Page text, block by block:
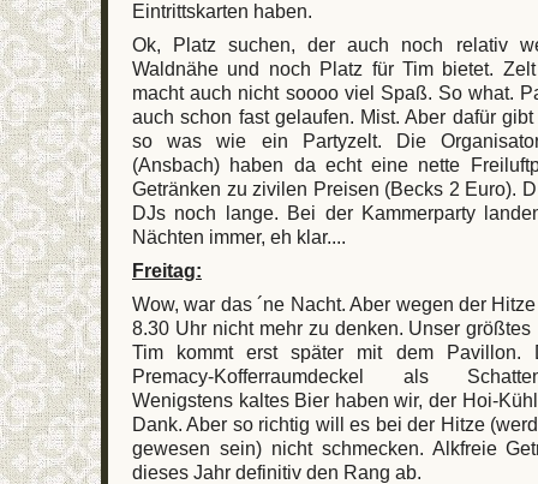
Eintrittskarten haben.
Ok, Platz suchen, der auch noch relativ
Waldnähe und noch Platz für Tim bietet.
macht auch nicht soooo viel Spaß. So what.
auch schon fast gelaufen. Mist. Aber dafür
so was wie ein Partyzelt. Die
(Ansbach) haben da echt eine nette
Getränken zu zivilen Preisen (Becks 2 Euro).
DJs noch lange. Bei der Kammerparty
Nächten immer, eh klar....
Freitag:
Wow, war das ´ne Nacht. Aber wegen der
8.30 Uhr nicht mehr zu denken. Unser
Tim kommt erst später mit dem Pavillon.
Premacy-Kofferraumdeckel als
Wenigstens kaltes Bier haben wir, der Hoi-
Dank. Aber so richtig will es bei der Hitze
gewesen sein) nicht schmecken. Alkfreie
dieses Jahr definitiv den Rang ab.